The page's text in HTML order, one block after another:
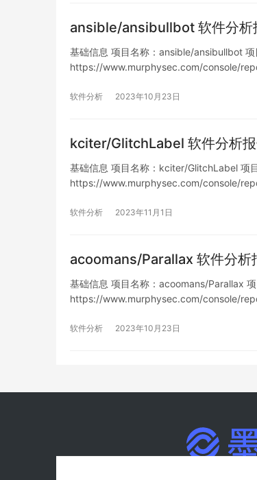
ansible/ansibullbot 软件分析
基础信息 项目名称：ansible/ansibullbot
https://www.murphysec.com/console/
软件分析 2023年10月23日
kciter/GlitchLabel 软件分析
基础信息 项目名称：kciter/GlitchLabel
https://www.murphysec.com/console/
软件分析 2023年11月1日
acoomans/Parallax 软件分析
基础信息 项目名称：acoomans/Parallax
https://www.murphysec.com/console/
软件分析 2023年10月23日